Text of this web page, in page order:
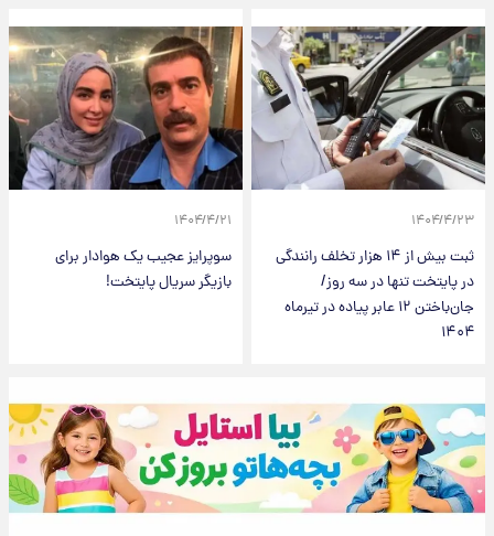
۱۴۰۴/۴/۲۳
ثبت بیش از ۱۴ هزار تخلف رانندگی
در پایتخت تنها در سه روز/
جان‌باختن ۱۲ عابر پیاده در تیرماه
۱۴۰۴
۱۴۰۴/۴/۲۱
سوپرایز عجیب یک هوادار برای
بازیگر سریال پایتخت!